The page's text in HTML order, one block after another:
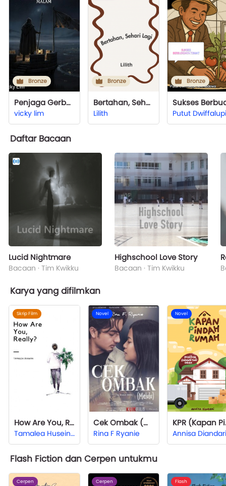
Bronze
Penjaga Gerbang Malam
vicky lim
Bronze
Bertahan, Sehari Lagi
Lilith
Bronze
Daftar Bacaan
Lucid Nightmare
Bacaan · Tim Kwikku
Highschool Love Story
Bacaan · Tim Kwikku
Karya yang difilmkan
Skrip Film
How Are You, Really?
Tamalea Husein Irawan
Novel
Cek Ombak (Melulu)
Rina F Ryanie
Novel
KPR
Flash Fiction dan Cerpen untukmu
Cerpen Cerpen Flash